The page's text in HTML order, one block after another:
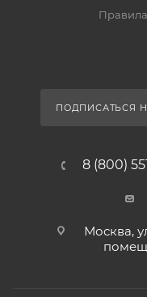
ПОДПИСАТЬСЯ
8 (800)
Москва,